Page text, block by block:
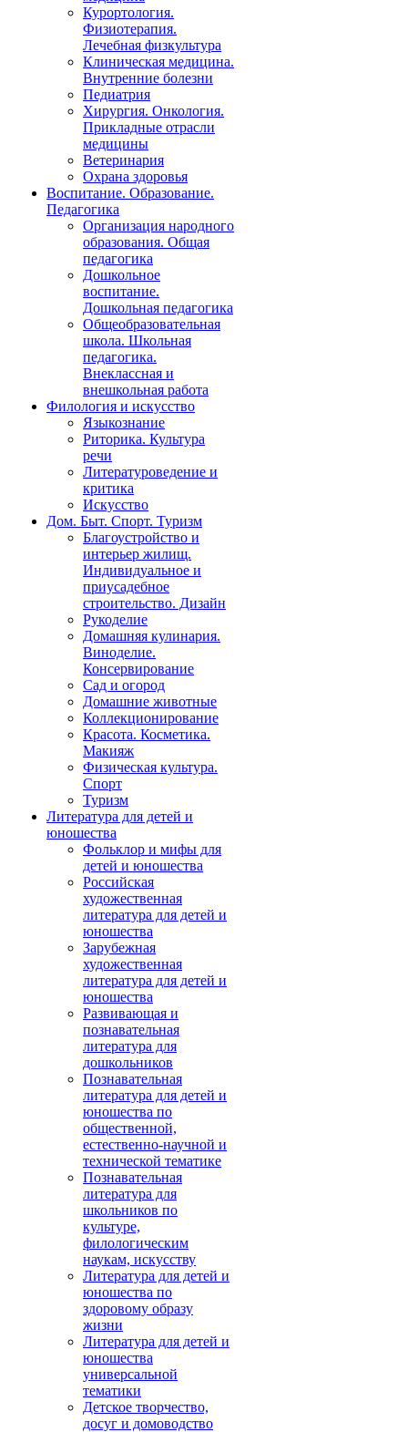
Курортология.
Физиотерапия.
Лечебная физкультура
Клиническая медицина.
Внутренние болезни
Педиатрия
Хирургия. Онкология.
Прикладные отрасли
медицины
Ветеринария
Охрана здоровья
Воспитание. Образование.
Педагогика
Организация народного
образования. Общая
педагогика
Дошкольное
воспитание.
Дошкольная педагогика
Общеобразовательная
школа. Школьная
педагогика.
Внеклассная и
внешкольная работа
Филология и искусство
Языкознание
Риторика. Культура
речи
Литературоведение и
критика
Искусство
Дом. Быт. Спорт. Туризм
Благоустройство и
интерьер жилищ.
Индивидуальное и
приусадебное
строительство. Дизайн
Рукоделие
Домашняя кулинария.
Виноделие.
Консервирование
Сад и огород
Домашние животные
Коллекционирование
Красота. Косметика.
Макияж
Физическая культура.
Спорт
Туризм
Литература для детей и
юношества
Фольклор и мифы для
детей и юношества
Российская
художественная
литература для детей и
юношества
Зарубежная
художественная
литература для детей и
юношества
Развивающая и
познавательная
литература для
дошкольников
Познавательная
литература для детей и
юношества по
общественной,
естественно-научной и
технической тематике
Познавательная
литература для
школьников по
культуре,
филологическим
наукам, искусству
Литература для детей и
юношества по
здоровому образу
жизни
Литература для детей и
юношества
универсальной
тематики
Детское творчество,
досуг и домоводство